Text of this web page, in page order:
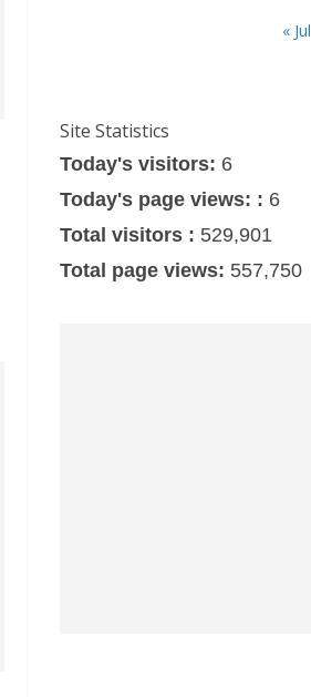
« Jul
Site Statistics
Today's visitors: 6
Today's page views: : 6
Total visitors : 529,901
Total page views: 557,750